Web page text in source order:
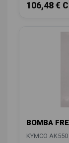
106,48 €
BOMBA
KYMCO AK550